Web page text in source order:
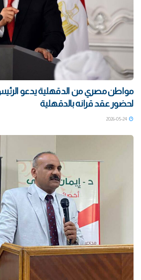
مواطن مصري من الدقهلية يدعو
لحضور عقد قرانه بالدقهلية